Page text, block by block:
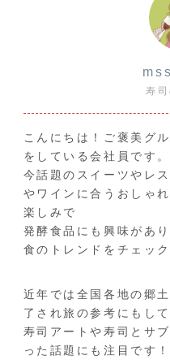
寿
こんにちは！ご褒美グ
をしている会社員です。
今話題のスイーツやレ
やワインに合うおしゃ
楽しみで
発酵食品にも興味があ
食のトレンドをチェッ
近年では全国各地の郷
了され旅の参考にもして
寿司アートや寿司とサ
った話題にも注目です！